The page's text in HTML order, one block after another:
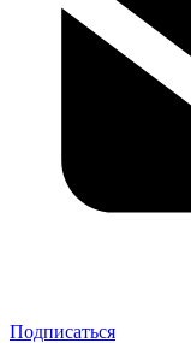
Подписаться